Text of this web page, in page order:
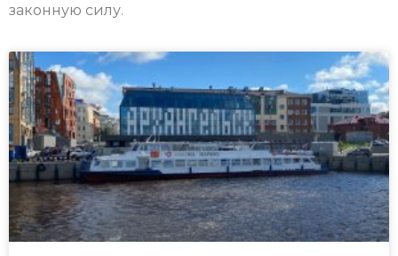
законную силу.